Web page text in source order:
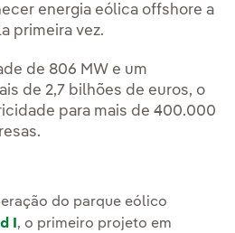
energia eólica offshore a
primeira vez.
de 806 MW e um
de 2,7 bilhões de euros, o
para mais de 400.000
do parque eólico
I , o primeiro projeto em